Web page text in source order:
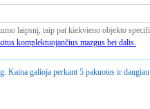
laipsnį, taip pat kiekvieno objekto
komplektuojančius mazgus bei dalis.
Kaina galioja perkant 5 pakuotes ir daugiau.